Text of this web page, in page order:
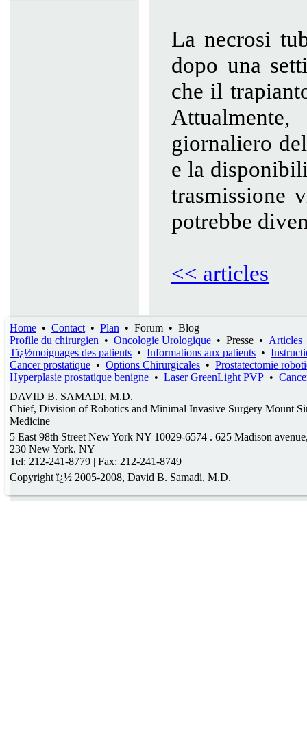
La necrosi
dopo una
che il
giornaliero
e la
trasmissione
potrebbe
<< articles
Home • Contact • Plan • Forum • Blog
Profile du chirurgien • Oncologie Urologique • Presse • Articles
Tï¿½moignages des patients • Informations aux patients •
Cancer prostatique • Options Chirurgicales • Prostatectomie
Hyperplasie prostatique benigne • Laser GreenLight PVP •
DAVID B. SAMADI, M.D.
Chief, Division of Robotics and Minimal Invasive Surgery Mount
Medicine
5 East 98th Street New York NY 10029-6574 . 625 Madison
230 New York, NY
Tel: 212-241-8779 | Fax: 212-241-8749
Copyright ï¿½ 2005-2008, David B. Samadi, M.D.